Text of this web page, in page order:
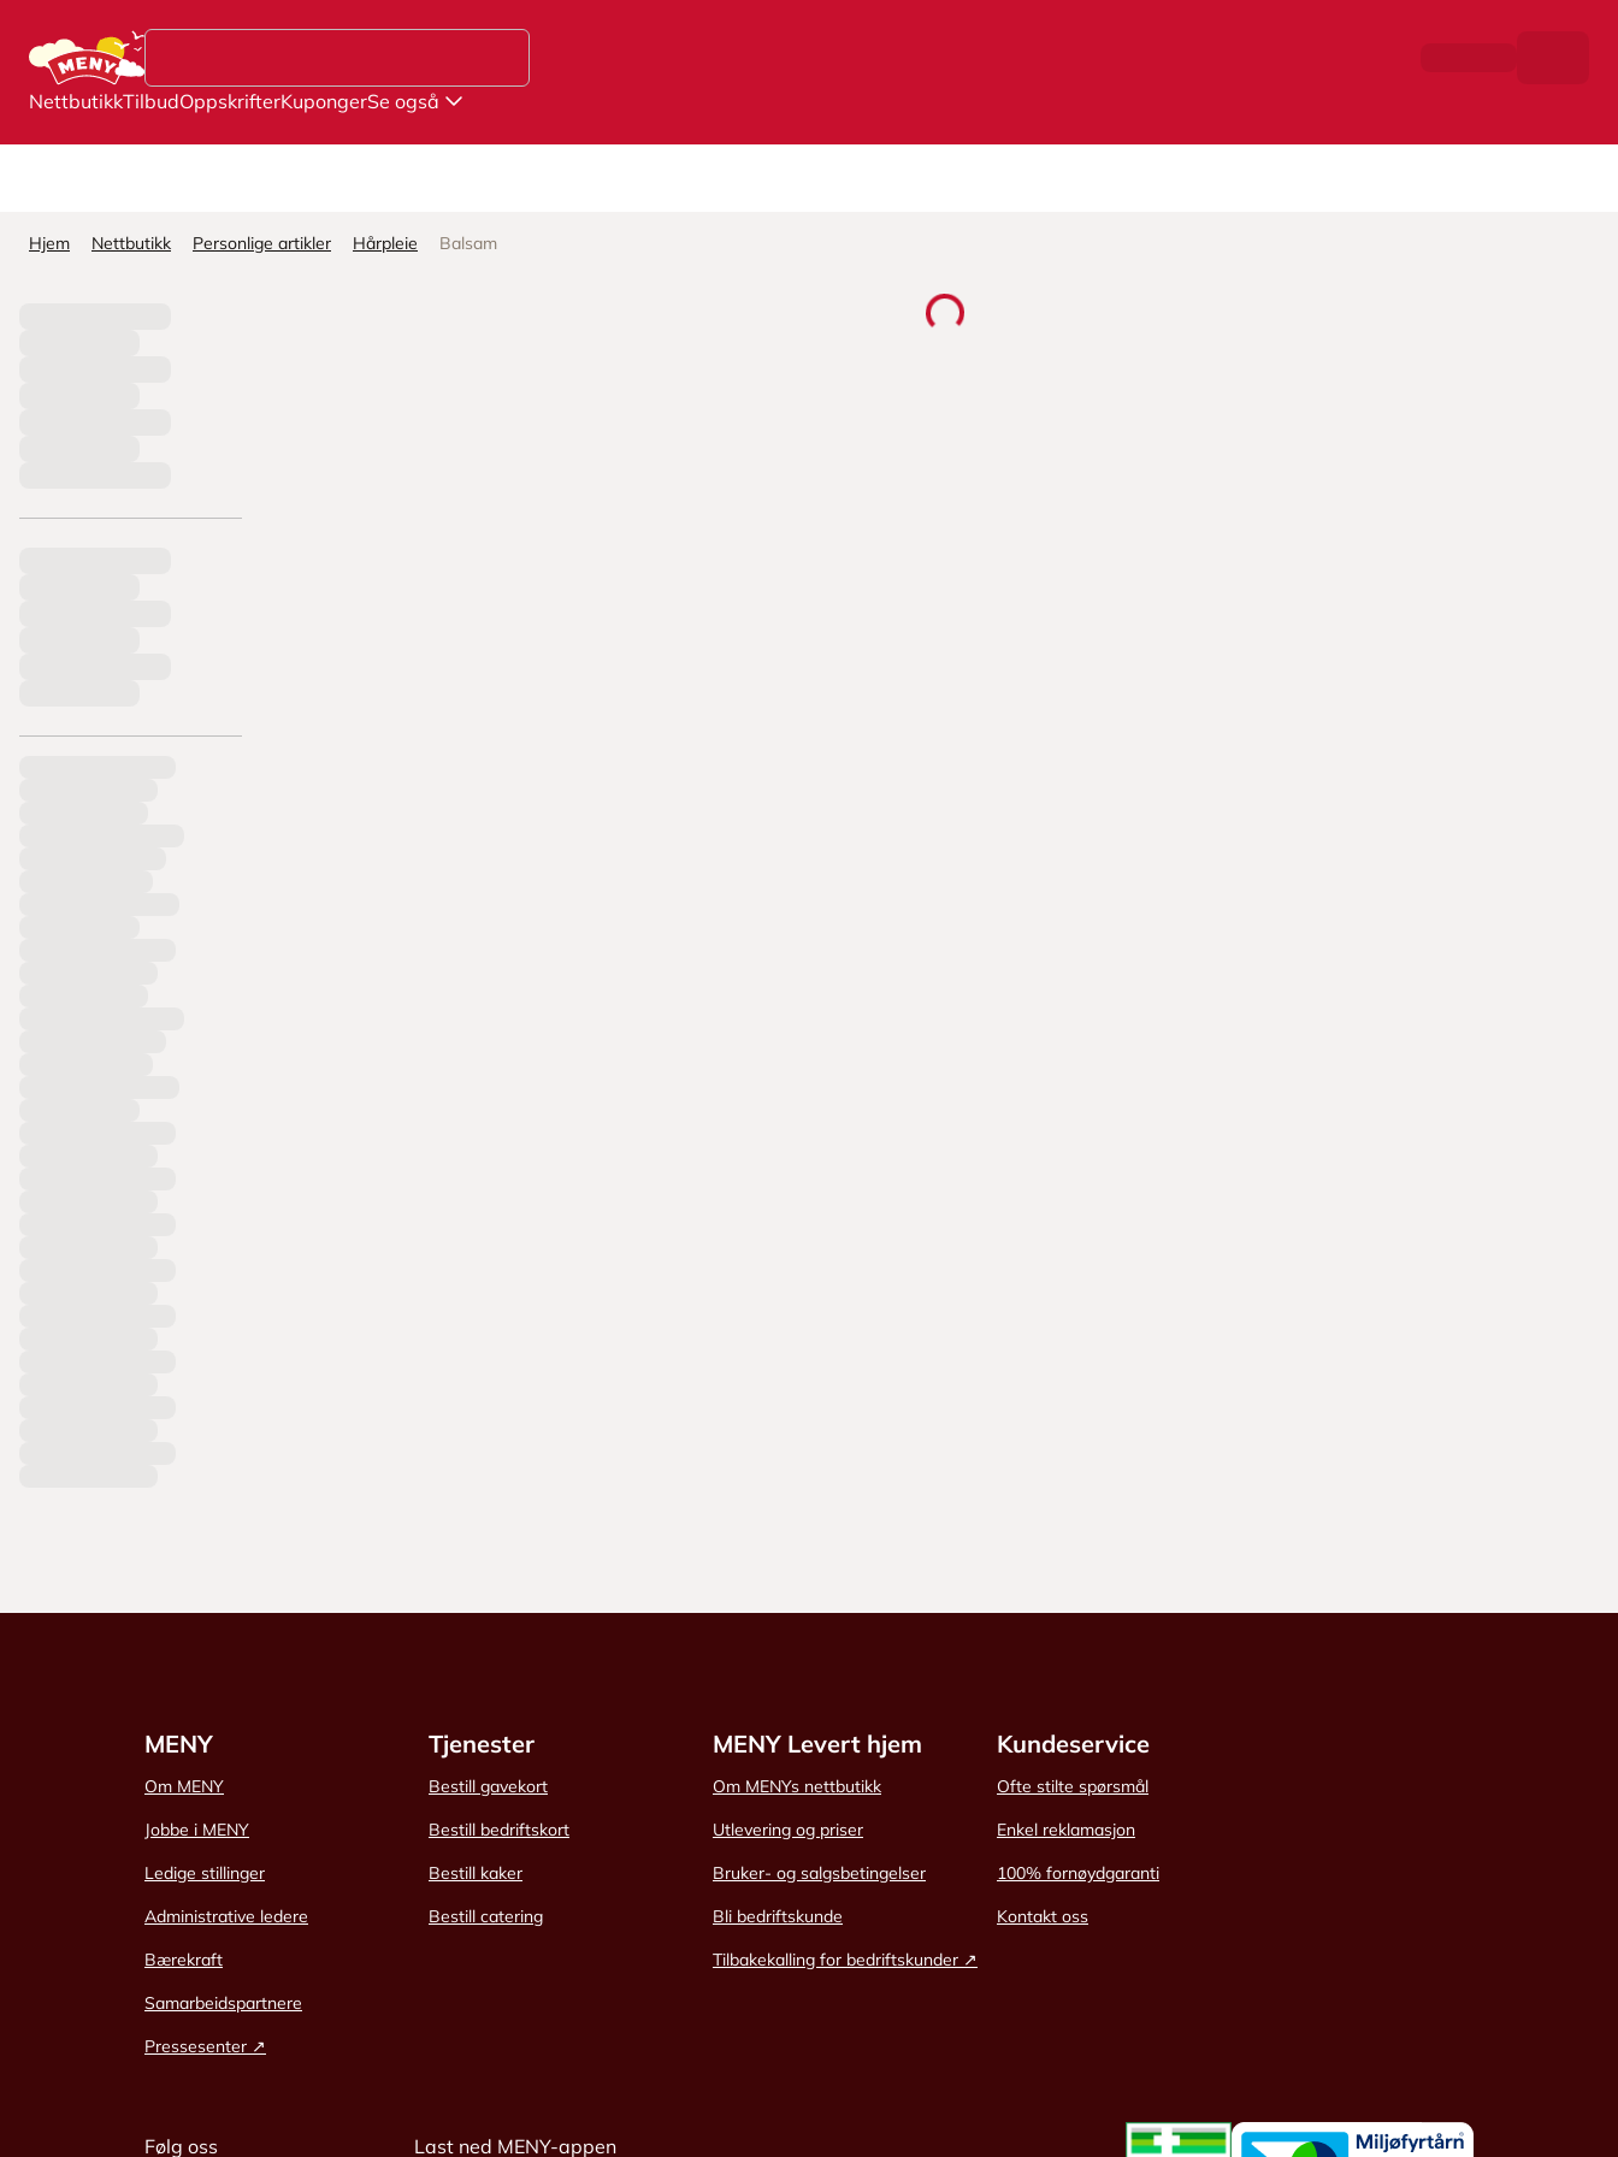
NettbutikkTilbudOppskrifterKupongerSe også
Hjem Nettbutikk Personlige artikler Hårpleie Balsam
MENY
Om MENY
Jobbe i MENY
Ledige stillinger
Administrative ledere
Bærekraft
Samarbeidspartnere
Pressesenter ↗
Tjenester
Bestill gavekort
Bestill bedriftskort
Bestill kaker
Bestill catering
MENY Levert hjem
Om MENYs nettbutikk
Utlevering og priser
Bruker- og salgsbetingelser
Bli bedriftskunde
Tilbakekalling for bedriftskunder ↗
Kundeservice
Ofte stilte spørsmål
Enkel reklamasjon
100% fornøydgaranti
Kontakt oss
Følg oss Last ned MENY-appen